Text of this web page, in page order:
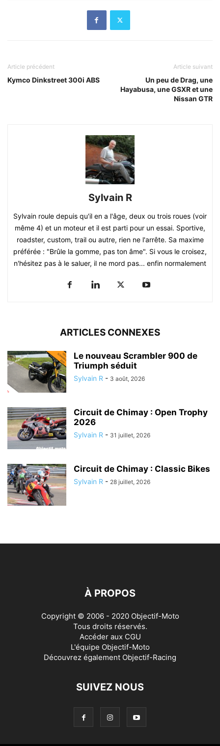
Article précédent
Kymco Dinkstreet 300i ABS
Article suivant
Un peu de Drag, une
Hayabusa, une GSXR et une
Nissan GTR
Sylvain R
Sylvain roule depuis qu'il en a l'âge, deux ou trois roues (voir
même 4) et un moteur et il est parti pour un essai. Sportive,
roadster, custom, trail ou autre, rien ne l'arrête. Sa maxime
préférée : "Brûle la gomme, pas ton âme". Si vous le croisez,
n'hésitez pas à le saluer, il ne mord pas... enfin normalement
ARTICLES CONNEXES
Le nouveau Scrambler 900 de
Triumph séduit
Sylvain R - 3 août, 2026
Circuit de Chimay : Open Trophy
2026
Sylvain R - 31 juillet, 2026
Circuit de Chimay : Classic Bikes
Sylvain R - 28 juillet, 2026
À PROPOS
Copyright © 2006 - 2020 Objectif-Moto
Tous droits réservés.
Accéder aux CGU
L'équipe Objectif-Moto
Découvrez également Objectif-Racing
SUIVEZ NOUS